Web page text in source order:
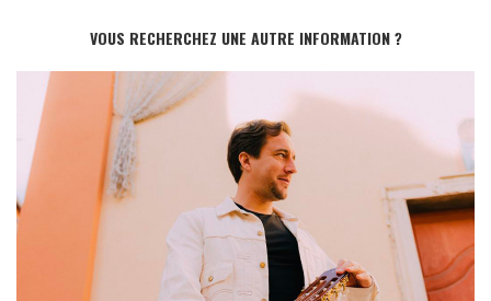
VOUS RECHERCHEZ UNE AUTRE INFORMATION ?